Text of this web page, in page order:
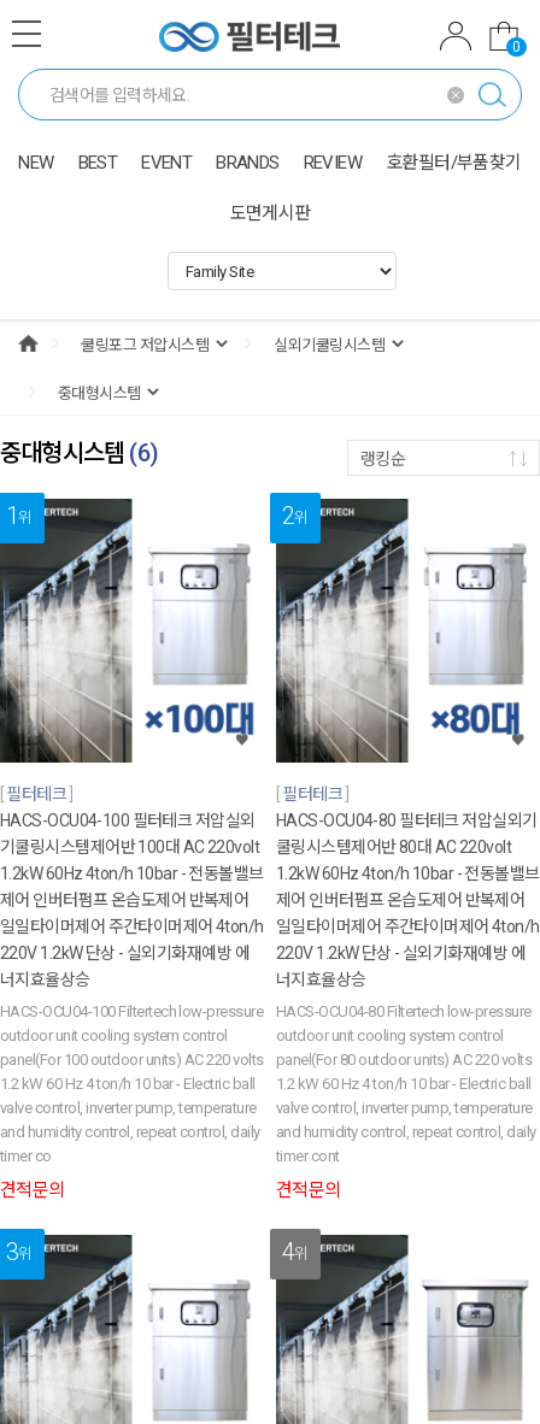
0
NEW BEST EVENT BRANDS REVIEW 호환필터/부품찾기
도면게시판
중대형시스템 (6) 랭킹순
1위
필터테크
HACS-OCU04-100 필터테크 저압실외
기쿨링시스템제어반 100대 AC 220volt
1.2kW 60Hz 4ton/h 10bar - 전동볼밸브
제어 인버터펌프 온습도제어 반복제어
일일타이머제어 주간타이머제어 4ton/h
220V 1.2kW 단상 - 실외기화재예방 에
너지효율상승
HACS-OCU04-100 Filtertech low-pressure
outdoor unit cooling system control
panel(For 100 outdoor units) AC 220 volts
1.2 kW 60 Hz 4 ton/h 10 bar - Electric ball
valve control, inverter pump, temperature
and humidity control, repeat control, daily
timer co
견적문의
2위
필터테크
HACS-OCU04-80 필터테크 저압실외기
쿨링시스템제어반 80대 AC 220volt
1.2kW 60Hz 4ton/h 10bar - 전동볼밸브
제어 인버터펌프 온습도제어 반복제어
일일타이머제어 주간타이머제어 4ton/h
220V 1.2kW 단상 - 실외기화재예방 에
너지효율상승
HACS-OCU04-80 Filtertech low-pressure
outdoor unit cooling system control
panel(For 80 outdoor units) AC 220 volts
1.2 kW 60 Hz 4 ton/h 10 bar - Electric ball
valve control, inverter pump, temperature
and humidity control, repeat control, daily
timer cont
견적문의
3위 4위